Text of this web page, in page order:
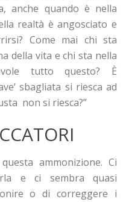
anche quando è nella
realtà è angosciato e
Come mai chi sta
della vita e chi sta nella
tutto questo? È
sbagliata si riesca ad
non si riesca?”
ammonizione. Ci
e ci sembra quasi
o di correggere i